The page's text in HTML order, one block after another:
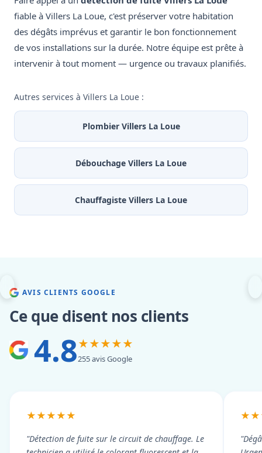
fiable à Villers La Loue, c'est préserver votre habitation
des dégâts imprévus et garantir le bon fonctionnement
de vos installations sur la durée. Notre équipe est prête à
intervenir à tout moment — urgence ou travaux planifiés.
Autres services à Villers La Loue :
Plombier Villers La Loue
Débouchage Villers La Loue
Chauffagiste Villers La Loue
AVIS CLIENTS GOOGLE
Ce que disent nos clients
4.8★★★★★
255 avis Google
★★★★★
"Détection de fuite sur le circuit de chauffage. Le